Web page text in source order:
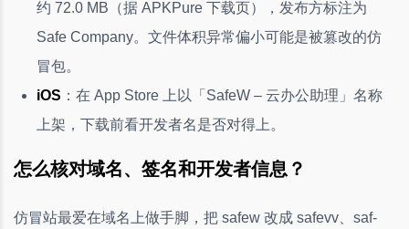
约 72.0 MB（据 APKPure 下载页），发布方标注为
Safe Company。文件体积异常偏小可能是被篡改的仿
冒包。
iOS ：在 App Store 上以「SafeW – 云办公助理」名称
上架，下载前看开发者名是否对得上。
怎么核对域名、签名和开发者信息？
仿冒站最爱在域名上做手脚，把 safew 改成 safevv、saf-